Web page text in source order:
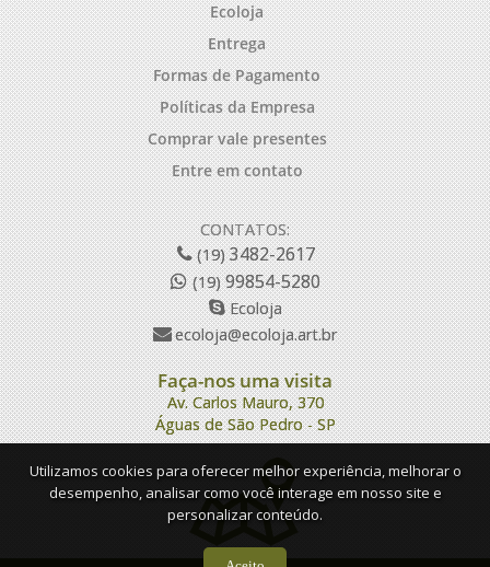
Ecoloja
Entrega
Formas de Pagamento
Políticas da Empresa
Comprar vale presentes
Entre em contato
CONTATOS:
(19)3482-2617
(19)99854-5280
Ecoloja
ecoloja@ecoloja.art.br
Faça-nos uma visita
Av. Carlos Mauro, 370
Águas de São Pedro - SP
Utilizamos cookies para oferecer melhor experiência, melhorar o
desempenho, analisar como você interage em nosso site e
personalizar conteúdo.